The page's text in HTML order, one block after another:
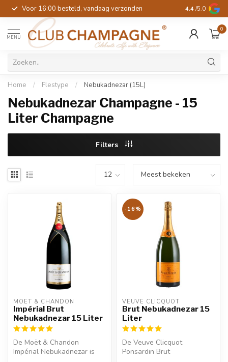
Voor 16:00 besteld, vandaag verzonden 4.4 /5.0
MENU
0
Home / Flestype / Nebukadnezar (15L)
Nebukadnezar Champagne - 15
Liter Champagne
Filters
MOËT & CHANDON
Impérial Brut
Nebukadnezar 15 Liter
De Moët & Chandon
Impérial Nebukadnezar is
-16%
VEUVE CLICQUOT
Brut Nebukadnezar 15
Liter
De Veuve Clicquot
Ponsardin Brut